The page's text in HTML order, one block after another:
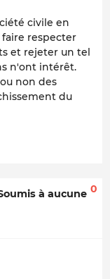
civile en
faire respecter
et rejeter un tel
n'ont intérêt.
non des
du
à aucune 0